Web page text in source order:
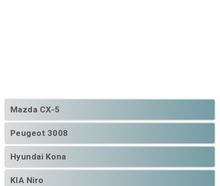
Mazda CX-5
Peugeot 3008
Hyundai Kona
KIA Niro